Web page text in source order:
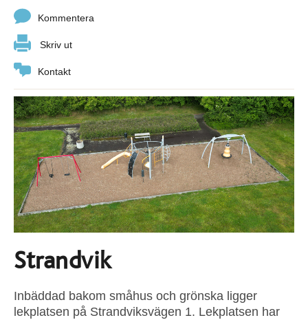
Kommentera
Skriv ut
Kontakt
Strandvik
Inbäddad bakom småhus och grönska ligger
lekplatsen på Strandviksvägen 1. Lekplatsen har